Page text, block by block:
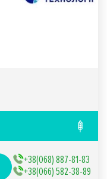
+38(068) 887-81-83
+38(066) 582-38-89